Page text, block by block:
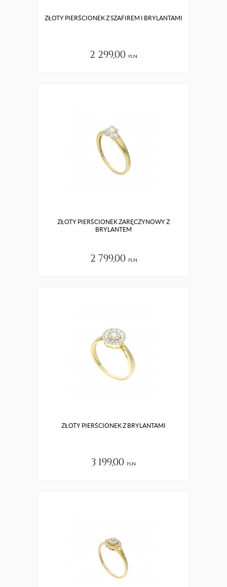
ZŁOTY PIERŚCIONEK Z SZAFIREM I BRYLANTAMI
2 299,00 pln
ZŁOTY PIERŚCIONEK ZARĘCZYNOWY Z
BRYLANTEM
2 799,00 pln
ZŁOTY PIERŚCIONEK Z BRYLANTAMI
3 199,00 pln